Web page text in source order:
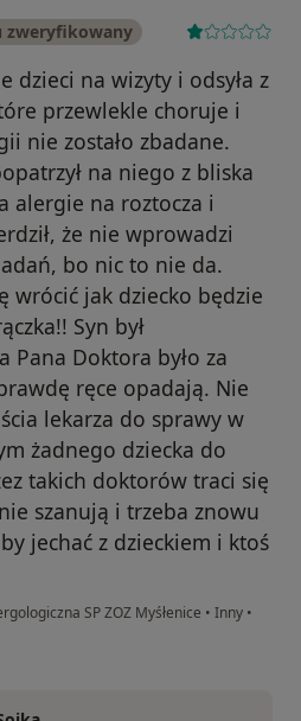
zweryfikowany
dzieci na wizyty i odsyła z
przewlekle choruje i
nie zostało zbadane.
na niego z bliska
alergie na roztocza i
że nie wprowadzi
bo nic to nie da.
wrócić jak dziecko będzie
Syn był
Pana Doktora było za
ręce opadają. Nie
lekarza do sprawy w
żadnego dziecka do
takich doktorów traci się
szanują i trzeba znowu
jechać z dzieckiem i ktoś
SP ZOZ Myśłenice • Inny •